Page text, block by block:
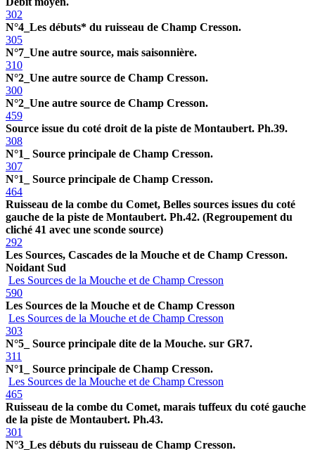
302
N°4_Les débuts* du ruisseau de Champ Cresson.
305
N°7_Une autre source, mais saisonnière.
310
N°2_Une autre source de Champ Cresson.
300
N°2_Une autre source de Champ Cresson.
459
Source issue du coté droit de la piste de Montaubert. Ph.39.
308
N°1_ Source principale de Champ Cresson.
307
N°1_ Source principale de Champ Cresson.
464
Ruisseau de la combe du Comet, Belles sources issues du coté
gauche de la piste de Montaubert. Ph.42. (Regroupement du
cliché 41 avec une sconde source)
292
Les Sources, Cascades de la Mouche et de Champ Cresson.
Noidant Sud
Les Sources de la Mouche et de Champ Cresson
590
Les Sources de la Mouche et de Champ Cresson
Les Sources de la Mouche et de Champ Cresson
303
N°5_ Source principale dite de la Mouche. sur GR7.
311
N°1_ Source principale de Champ Cresson.
Les Sources de la Mouche et de Champ Cresson
465
Ruisseau de la combe du Comet, marais tuffeux du coté gauche
de la piste de Montaubert. Ph.43.
301
N°3_Les débuts du ruisseau de Champ Cresson.